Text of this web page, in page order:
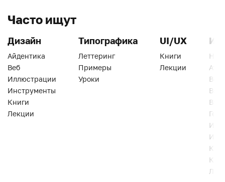
Часто ищут
Дизайн
Айдентика
Веб
Иллюстрации
Инструменты
Книги
Лекции
Типографика
Леттеринг
Примеры
Уроки
UI/UX
Книги
Лекции
Веб